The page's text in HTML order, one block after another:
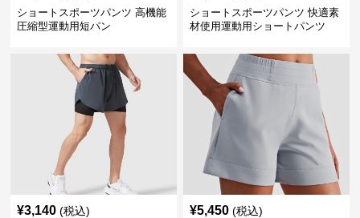
ショートスポーツパンツ 高機能
圧縮型運動用短パン
ショートスポーツパンツ 快適素
材使用運動用ショートパンツ
¥3,140 (税込) ¥5,450 (税込)